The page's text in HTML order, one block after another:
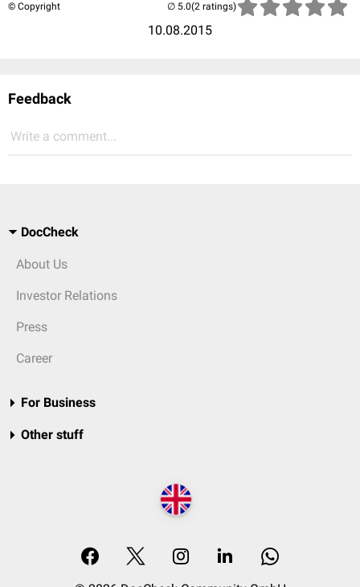
© Copyright
10.08.2015
(2 ratings)
Feedback
Write a comment...
DocCheck
About Us
Investor Relations
Press
Career
For Business
Other stuff